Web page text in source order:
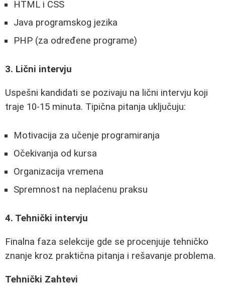
HTML i CSS
Java programskog jezika
PHP (za određene programe)
3. Lični intervju
Uspešni kandidati se pozivaju na lični intervju koji
traje 10-15 minuta. Tipična pitanja uključuju:
Motivacija za učenje programiranja
Očekivanja od kursa
Organizacija vremena
Spremnost na neplaćenu praksu
4. Tehnički intervju
Finalna faza selekcije gde se procenjuje tehničko
znanje kroz praktična pitanja i rešavanje problema.
Tehnički Zahtevi